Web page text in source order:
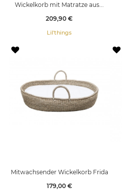
Wickelkorb mit Matratze aus...
Preis
209,90 €
Lil'things
Mitwachsender Wickelkorb Frida
Preis
179,00 €